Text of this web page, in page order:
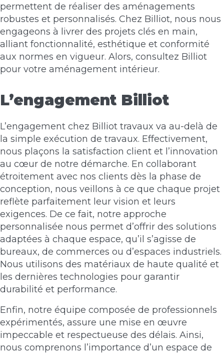
permettent de réaliser des aménagements
robustes et personnalisés. Chez Billiot, nous nous
engageons à livrer des projets clés en main,
alliant fonctionnalité, esthétique et conformité
aux normes en vigueur. Alors, consultez Billiot
pour votre aménagement intérieur.
L’engagement Billiot
L’engagement chez Billiot travaux va au-delà de
la simple exécution de travaux. Effectivement,
nous plaçons la satisfaction client et l’innovation
au cœur de notre démarche. En collaborant
étroitement avec nos clients dès la phase de
conception, nous veillons à ce que chaque projet
reflète parfaitement leur vision et leurs
exigences. De ce fait, notre approche
personnalisée nous permet d’offrir des solutions
adaptées à chaque espace, qu’il s’agisse de
bureaux, de commerces ou d’espaces industriels.
Nous utilisons des matériaux de haute qualité et
les dernières technologies pour garantir
durabilité et performance.
Enfin, notre équipe composée de professionnels
expérimentés, assure une mise en œuvre
impeccable et respectueuse des délais. Ainsi,
nous comprenons l’importance d’un espace de